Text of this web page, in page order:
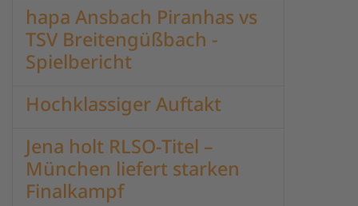
hapa Ansbach Piranhas vs
TSV Breitengüßbach -
Spielbericht
Hochklassiger Auftakt
Jena holt RLSO-Titel –
München liefert starken
Finalkampf